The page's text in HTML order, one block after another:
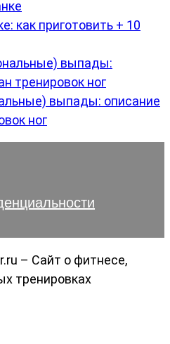
как приготовить + 10
выпады: описание
ног
– Сайт о фитнесе,
тренировках